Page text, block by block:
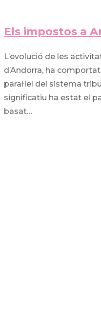
Els impostos a
L’evolució de les
d’Andorra, ha
paral·lel del sistema
significatiu ha estat el
basat…